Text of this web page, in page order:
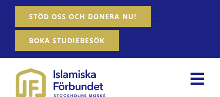
Fortsätt
innehållet
STÖD OSS OCH DONERA NU!
BOKA STUDIEBESÖK